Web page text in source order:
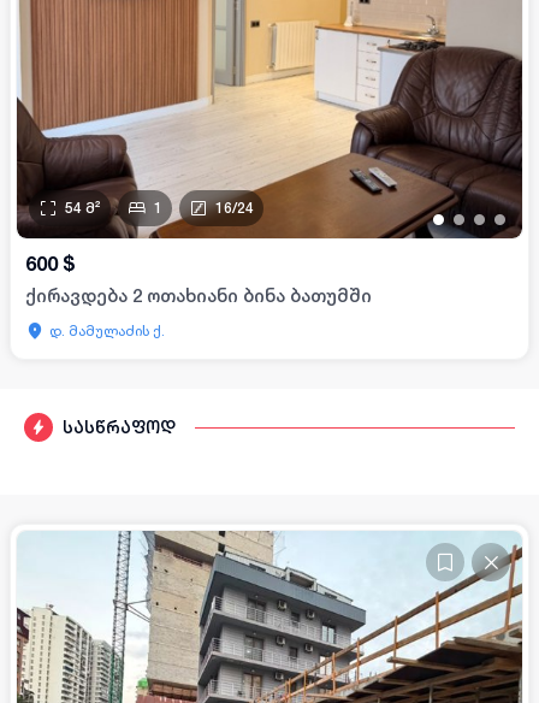
სასწრაფოდ
•• • •
54 მ² 1 16/24
600 $
ქირავდება 2 ოთახიანი ბინა ბათუმში
დ. მამულაძის ქ.